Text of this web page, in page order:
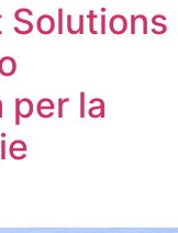
Solutions
per la